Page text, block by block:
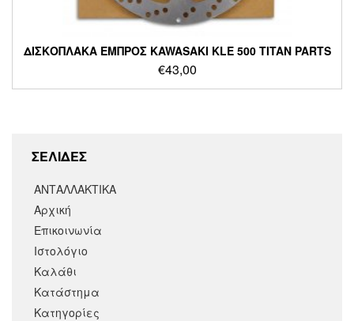
ΔΙΣΚΟΠΛΑΚΑ ΕΜΠΡΟΣ KAWASAKI KLE 500 TITAN PARTS
€43,00
ΣΕΛΙΔΕΣ
ΑΝΤΑΛΛΑΚΤΙΚΑ
Αρχική
Επικοινωνία
Ιστολόγιο
Καλάθι
Κατάστημα
Κατηγορίες